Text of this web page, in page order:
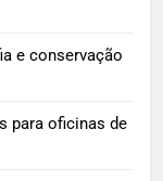
e conservação
para oficinas de